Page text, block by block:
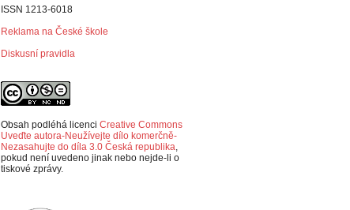
ISSN 1213-6018
Reklama na České škole
Diskusní pravidla
Obsah podléhá licenci Creative Commons
Uveďte autora-Neužívejte dílo komerčně-
Nezasahujte do díla 3.0 Česká republika,
pokud není uvedeno jinak nebo nejde-li o
tiskové zprávy.